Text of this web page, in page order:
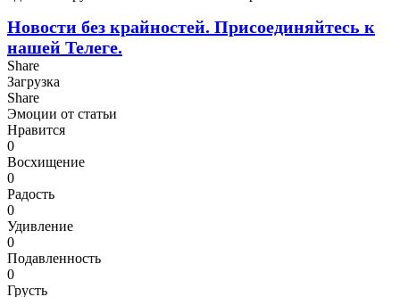
Новости без крайностей. Присоединяйтесь к
нашей Телеге.
Share
Загрузка
Share
Эмоции от статьи
Нравится
0
Восхищение
0
Радость
0
Удивление
0
Подавленность
0
Грусть